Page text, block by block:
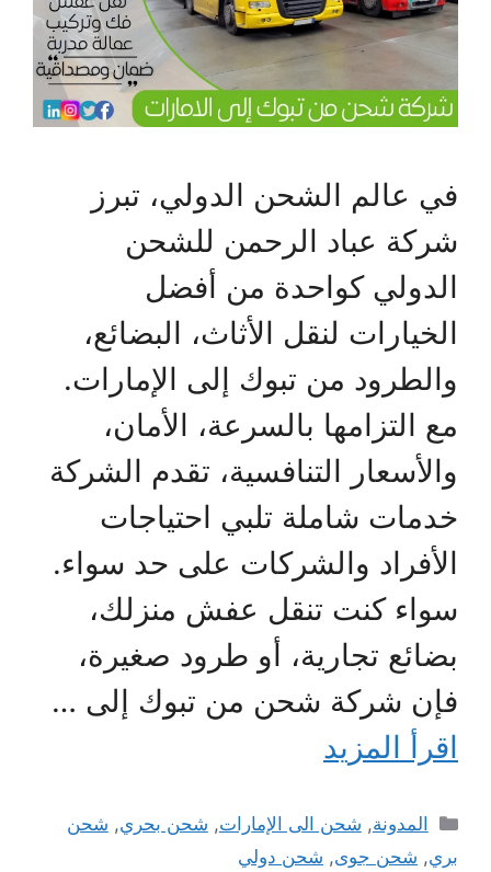
في عالم الشحن الدولي، تبرز
شركة عباد الرحمن للشحن
الدولي كواحدة من أفضل
الخيارات لنقل الأثاث، البضائع،
والطرود من تبوك إلى الإمارات.
مع التزامها بالسرعة، الأمان،
والأسعار التنافسية، تقدم الشركة
خدمات شاملة تلبي احتياجات
الأفراد والشركات على حد سواء.
سواء كنت تنقل عفش منزلك،
بضائع تجارية، أو طرود صغيرة،
فإن شركة شحن من تبوك إلى …
اقرأ المزيد
التصنيفات
المدونة, شحن الى الإمارات, شحن بحري, شحن
بري, شحن جوى, شحن دولي